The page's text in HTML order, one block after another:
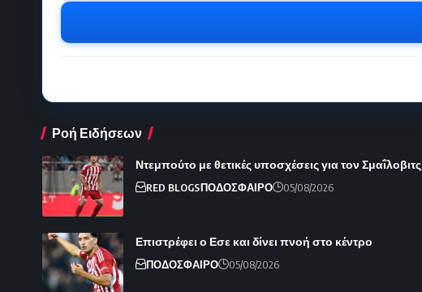
Ροή Ειδήσεων
Ντεμπούτο με θετικές υποσχέσεις για τον Σμαΐλοβιτς
RED BLOGSΠΟΔΟΣΦΑΙΡΟ 05/08/2026
Επιστρέφει ο Εσε και δίνει πνοή στο κέντρο
ΠΟΔΟΣΦΑΙΡΟ 05/08/2026